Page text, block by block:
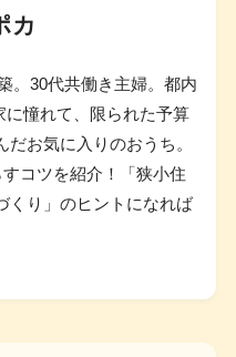
カ
。30代共働き主婦。都内
に憧れて、限られた予算
お気に入りのおうち。
コツを紹介！「狭小住
くり」のヒントになれば